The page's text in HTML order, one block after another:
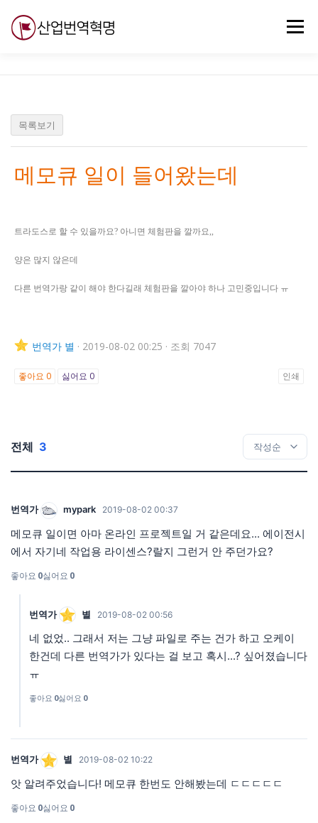
메뉴
목록보기
메모큐 일이 들어왔는데
트라도스로 할 수 있을까요? 아니면 체험판을 깔까요,,
양은 많지 않은데
다른 번역가랑 같이 해야 한다길래 체험판을 깔아야 하나 고민중입니다 ㅠ
번역가 별 · 2019-08-02 00:25 · 조회 7047
좋아요 0 싫어요 0 인쇄
전체 3
번역가 mypark 2019-08-02 00:37
메모큐 일이면 아마 온라인 프로젝트일 거 같은데요... 에이전시
에서 자기네 작업용 라이센스?랄지 그런거 안 주던가요?
좋아요 0싫어요 0
번역가 별 2019-08-02 00:56
네 없었.. 그래서 저는 그냥 파일로 주는 건가 하고 오케이
한건데 다른 번역가가 있다는 걸 보고 혹시...? 싶어졌습니다
ㅠ
좋아요 0싫어요 0
번역가 별 2019-08-02 10:22
앗 알려주었습니다! 메모큐 한번도 안해봤는데 ㄷㄷㄷㄷㄷ
좋아요 0싫어요 0